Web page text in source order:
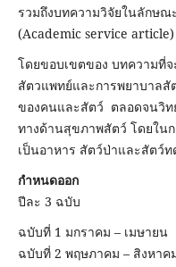
รวมถึงบทความวิจัยในลักษณ
(Academic service article)
โดยขอบเขตของ บทความที่
สัตวแพทย์และการพยาบาล
ของคนและสัตว์ ตลอดจนวิท
ทางด้านสุขภาพสัตว์ โดยใน
เป็นอาหาร สัตว์ป่าและสัตว์ท
กำหนดออก
ปีละ 3 ฉบับ
ฉบับที่ 1 มกราคม – เมษายน
ฉบับที่ 2 พฤษภาคม – สิงหาค